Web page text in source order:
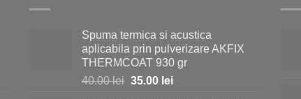
Spuma termica si acustica
aplicabila prin pulverizare AKFIX
THERMCOAT 930 gr
40.00lei Prețul
35.00 leiPrețul